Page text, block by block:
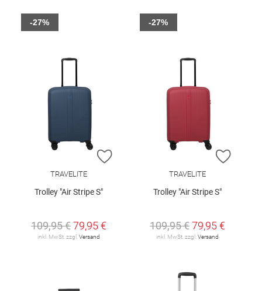
ZUR WUNSCHLISTE HINZUFÜGEN
TRAVELITE
Trolley "Air Stripe S"
109,95 €79,95 €
inkl. MwSt. zzgl. Versand
-27%
ZUR
TRAVELITE
Trolley "Air Stripe S"
109,95 €79,95 €
inkl. MwSt. zzgl. Versand
-27%